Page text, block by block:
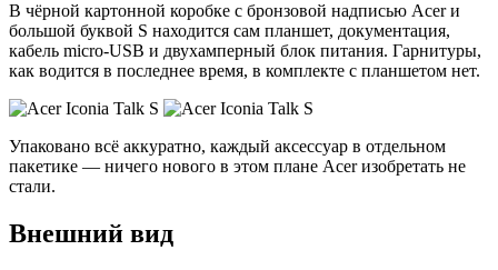
В чёрной картонной коробке с бронзовой надписью Acer и
большой буквой S находится сам планшет, документация,
кабель micro-USB и двухамперный блок питания. Гарнитуры,
как водится в последнее время, в комплекте с планшетом нет.
Упаковано всё аккуратно, каждый аксессуар в отдельном
пакетике — ничего нового в этом плане Acer изобретать не
стали.
Внешний вид